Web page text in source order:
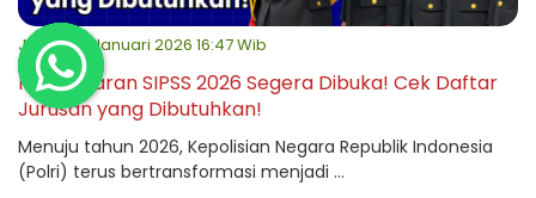
Jumat, 16 Januari 2026 16:47 Wib
Pendaftaran SIPSS 2026 Segera Dibuka! Cek Daftar
Jurusan yang Dibutuhkan!
Menuju tahun 2026, Kepolisian Negara Republik Indonesia
(Polri) terus bertransformasi menjadi ...